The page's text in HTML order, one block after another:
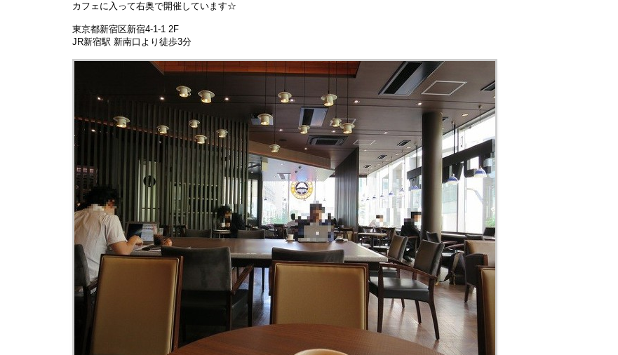
カフェに入って右奥で開催しています☆
東京都新宿区新宿4-1-1 2F
JR新宿駅 新南口より徒歩3分